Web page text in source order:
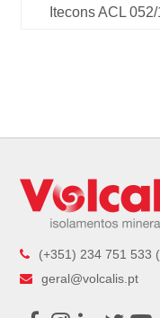
Itecons ACL
(+351) 234 751 533
geral@volcalis.pt